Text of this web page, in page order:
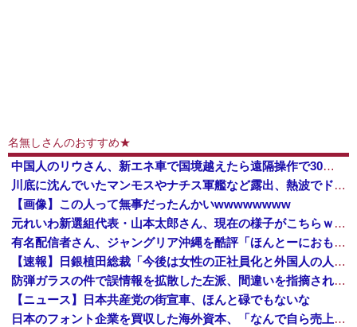
名無しさんのおすすめ★
中国人のリウさん、新エネ車で国境越えたら遠隔操作で30時間ロックされる！
川底に沈んでいたマンモスやナチス軍艦など露出、熱波でドナウ川が歴史的渇水！
【画像】この人って無事だったんかいwwwwwwww
元れいわ新選組代表・山本太郎さん、現在の様子がこちらｗｗｗｗｗ
有名配信者さん、ジャングリア沖縄を酷評「ほんとーにおもんない！カス！」→炎上→逆に配信でブチギレ反論！絶叫しながら熱弁「誰かが声を上げないといけ...
【速報】日銀植田総裁「今後は女性の正社員化と外国人の人材活用が鍵」
防弾ガラスの件で誤情報を拡散した左派、間違いを指摘されても頑として認めなかった結果……
【ニュース】日本共産党の街宣車、ほんと碌でもないな
日本のフォント企業を買収した海外資本、「なんで自ら売上ゼロにするようなことするの」とドン引きするような方針転換を……